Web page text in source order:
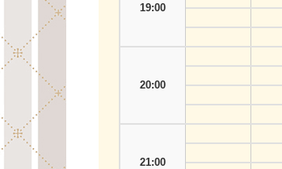
19:00
20:00
21:00